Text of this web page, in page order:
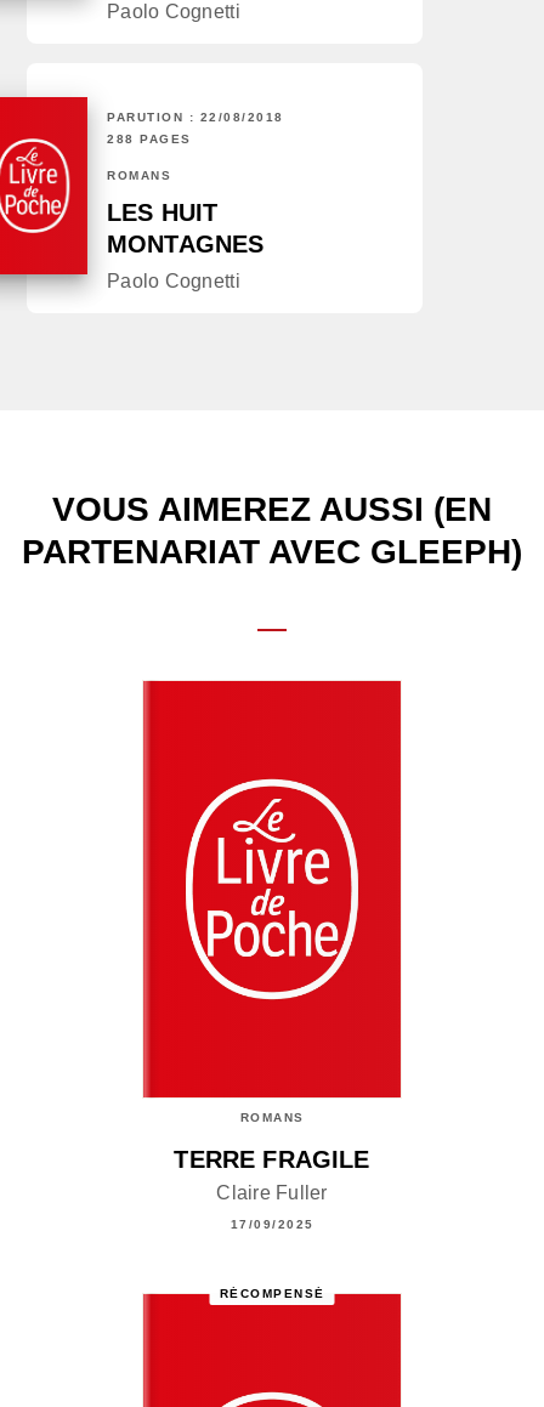
Paolo Cognetti
PARUTION : 22/08/2018
288 PAGES
ROMANS
LES HUIT
MONTAGNES
Paolo Cognetti
VOUS AIMEREZ AUSSI (EN
PARTENARIAT AVEC GLEEPH)
ROMANS
TERRE FRAGILE
Claire Fuller
17/09/2025
RÉCOMPENSÉ